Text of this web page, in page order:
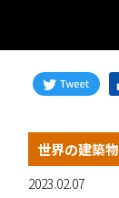
世界の建築物
2023.02.07